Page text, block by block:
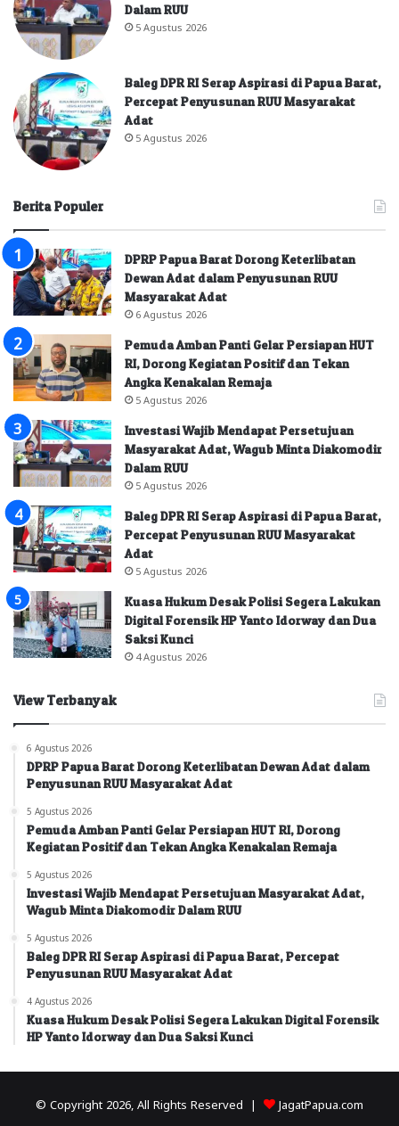
Dalam RUU
5 Agustus 2026
Baleg DPR RI Serap Aspirasi di Papua Barat,
Percepat Penyusunan RUU Masyarakat
Adat
5 Agustus 2026
Berita Populer
DPRP Papua Barat Dorong Keterlibatan
Dewan Adat dalam Penyusunan RUU
Masyarakat Adat
6 Agustus 2026
Pemuda Amban Panti Gelar Persiapan HUT
RI, Dorong Kegiatan Positif dan Tekan
Angka Kenakalan Remaja
5 Agustus 2026
Investasi Wajib Mendapat Persetujuan
Masyarakat Adat, Wagub Minta Diakomodir
Dalam RUU
5 Agustus 2026
Baleg DPR RI Serap Aspirasi di Papua Barat,
Percepat Penyusunan RUU Masyarakat
Adat
5 Agustus 2026
Kuasa Hukum Desak Polisi Segera Lakukan
Digital Forensik HP Yanto Idorway dan Dua
Saksi Kunci
4 Agustus 2026
View Terbanyak
6 Agustus 2026
DPRP Papua Barat Dorong Keterlibatan Dewan Adat dalam
Penyusunan RUU Masyarakat Adat
5 Agustus 2026
Pemuda Amban Panti Gelar Persiapan HUT RI, Dorong
Kegiatan Positif dan Tekan Angka Kenakalan Remaja
5 Agustus 2026
Investasi Wajib Mendapat Persetujuan Masyarakat Adat,
Wagub Minta Diakomodir Dalam RUU
5 Agustus 2026
Baleg DPR RI Serap Aspirasi di Papua Barat, Percepat
Penyusunan RUU Masyarakat Adat
4 Agustus 2026
Kuasa Hukum Desak Polisi Segera Lakukan Digital Forensik
HP Yanto Idorway dan Dua Saksi Kunci
© Copyright 2026, All Rights Reserved | JagatPapua.com